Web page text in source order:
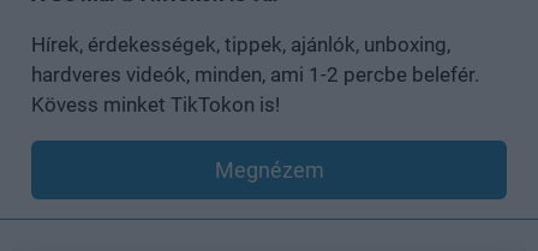
Hírek, érdekességek, tippek, ajánlók, unboxing,
hardveres videók, minden, ami 1-2 percbe belefér.
Kövess minket TikTokon is!
Megnézem